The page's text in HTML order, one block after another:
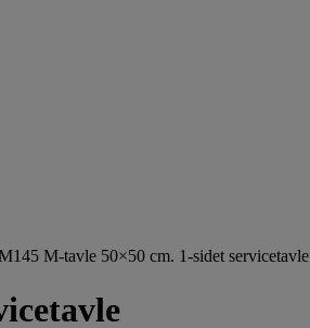
M-tavle 50×50 cm. 1-sidet servicetavle